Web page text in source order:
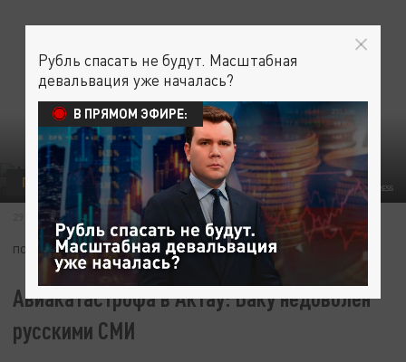
PETROV SERGEY/NEWS.RU/GLOBALLOOKPRESS
ПОЛИТИКА
29 ЯНВАРЯ 01:47
ПОДПИШИТЕСЬ:
Авиакатастрофа в Актау: Баку недоволен
русскими СМИ
Рубль спасать не будут. Масштабная
девальвация уже началась?
В ПРЯМОМ ЭФИРЕ: